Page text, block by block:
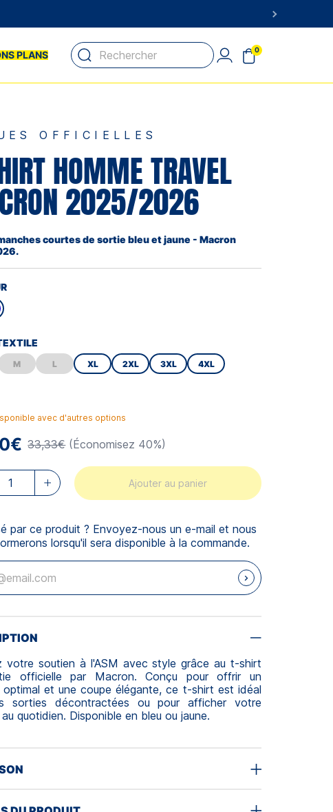
PLANS 0
OFFICIELLES
HOMME TRAVEL
2025/2026
courtes de sortie bleu et jaune - Macron
M L XL 2XL 3XL 4XL
avec d'autres options
33,33€ (Économisez 40%)
Ajouter au panier
par ce produit ? Envoyez-nous un e-mail et nous
lorsqu'il sera disponible à la commande.
votre soutien à l'ASM avec style grâce au t-shirt
officielle par Macron. Conçu pour offrir un
et une coupe élégante, ce t-shirt est idéal
sorties décontractées ou pour afficher votre
quotidien. Disponible en bleu ou jaune.